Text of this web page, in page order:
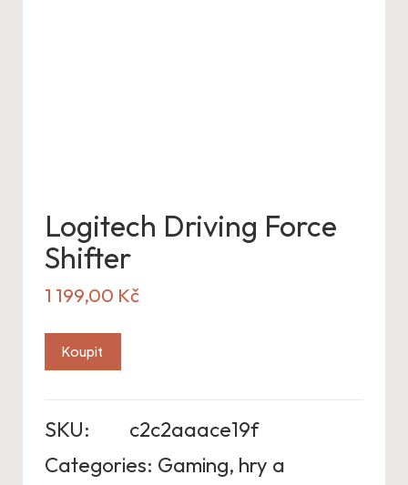
Logitech Driving Force
Shifter
1 199,00 Kč
Koupit
SKU:
c2c2aaace19f
Categories: Gaming, hry a